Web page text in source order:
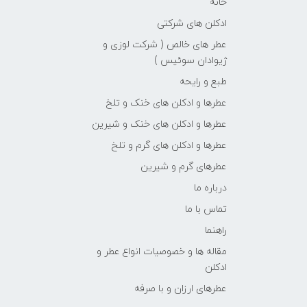
ادکلن های شرکتی
عطر های خالص ( شرکت لوزی و
ژیوادان سوئیس )
طبع و رایحه
عطرها و ادکلن های خنک و تلخ
عطرها و ادکلن های خنک و شیرین
عطرها و ادکلن های گرم و تلخ
عطرهای گرم و شیرین
درباره ما
تماس با ما
راهنما
مقاله ها و خصوصیات انواع عطر و
ادکلن
عطرهای ارزان و با صرفه